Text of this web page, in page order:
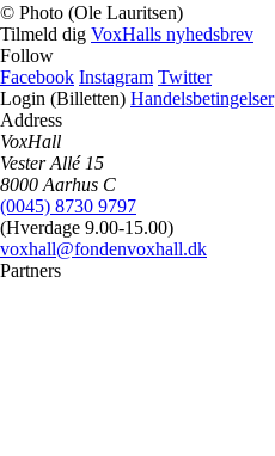
© Photo (Ole Lauritsen)
Tilmeld dig VoxHalls nyhedsbrev
Follow
Facebook Instagram Twitter
Login (Billetten) Handelsbetingelser
Address
VoxHall
Vester Allé 15
8000 Aarhus C
(0045) 8730 9797
(Hverdage 9.00-15.00)
voxhall@fondenvoxhall.dk
Partners